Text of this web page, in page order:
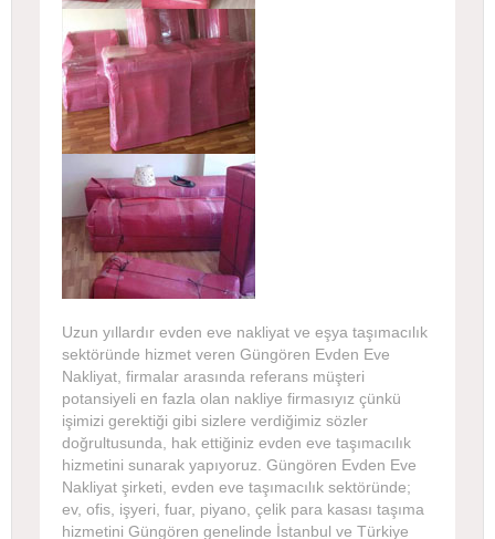
Uzun yıllardır evden eve nakliyat ve eşya taşımacılık
sektöründe hizmet veren Güngören Evden Eve
Nakliyat, firmalar arasında referans müşteri
potansiyeli en fazla olan nakliye firmasıyız çünkü
işimizi gerektiği gibi sizlere verdiğimiz sözler
doğrultusunda, hak ettiğiniz evden eve taşımacılık
hizmetini sunarak yapıyoruz. Güngören Evden Eve
Nakliyat şirketi, evden eve taşımacılık sektöründe;
ev, ofis, işyeri, fuar, piyano, çelik para kasası taşıma
hizmetini Güngören genelinde İstanbul ve Türkiye